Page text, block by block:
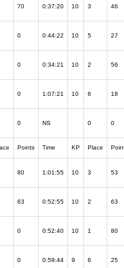
70 0:37:20 10 3 46
0 0:44:22 10 5 27
0 0:34:21 10 2 56
0 1:07:21 10 6 18
0 NS 0 0
Points Time KP Place
80 1:01:55 10 3 53
63 0:52:55 10 2 63
0 0:52:40 10 1 80
0 0:59:44 9 6 25